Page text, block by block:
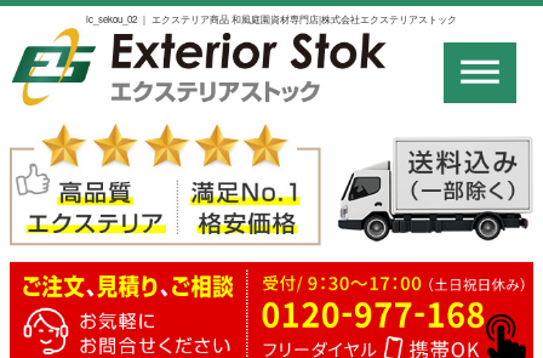
ic_sekou_02 ｜ エクステリア商品 和風庭園資材専門店|株式会社エクステリアストック